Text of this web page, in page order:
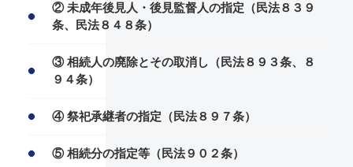
② 未成年後見人・後見監督人の指定（民法８３９
条、民法８４８条）
③ 相続人の廃除とその取消し（民法８９３条、８
９４条）
④ 祭祀承継者の指定（民法８９７条）
⑤ 相続分の指定等（民法９０２条）